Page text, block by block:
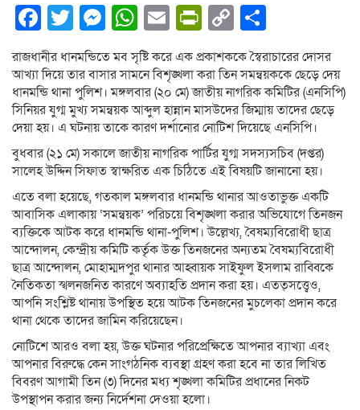
Facebook
Twitter
Messenger
WhatsApp
EmailPrintFriendly
Copy
Link
রাজধানীর ধানমন্ডিতে মব সৃষ্টি করে এক প্রকাশককে স্বৈরাচারের দোসর
আখ্যা দিয়ে তার বাসার সামনে বিশৃঙ্খলা করা তিন সমন্বয়ককে ছেড়ে দেয়
ধানমন্ডি থানা পুলিশ। মঙ্গলবার (২০ মে) জাতীয় নাগরিক কমিটির (এনসিপি)
সিনিয়র যুগ্ম মুখ্য সমন্বয়ক আব্দুল হান্নান মাসউদের জিম্মায় তাদের ছেড়ে
দেয়া হয়। এ ঘটনায় তাকে কারণ দর্শানোর নোটিশ দিয়েছে এনসিপি।
বুধবার (২১ মে) সকালে জাতীয় নাগরিক পার্টির যুগ্ম সদস্যসচিব (দপ্তর)
সালেহ উদ্দিন সিফাত স্বাক্ষরিত এক চিঠিতে এই বিষয়টি জানানো হয়।
এতে বলা হয়েছে, গতকাল মঙ্গলবার ধানমন্ডি থানার আওতাভুক্ত একটি
আবাসিক এলাকায় ‘সমন্বয়ক’ পরিচয়ে বিশৃঙ্খলা করার অভিযোগে তিনজন
ব্যক্তিকে আটক করে ধানমন্ডি থানা-পুলিশ। উল্লেখ্য, বৈষম্যবিরোধী ছাত্র
আন্দোলন, কেন্দ্রীয় কমিটি কর্তৃক উক্ত তিনজনের অন্যতম বৈষম্যবিরোধী
ছাত্র আন্দোলন, মোহাম্মদপুর থানার আহ্বায়ক সাইফুল ইসলাম রাব্বিকে
নৈতিকতা স্খলনজনিত কারণে অব্যাহতি প্রদান করা হয়। এতত্সত্ত্বেও,
আপনি সংশ্লিষ্ট থানায় উপস্থিত হয়ে আটক তিনজনের মুচলেকা প্রদান করে
থানা থেকে তাদের জামিন করিয়েছেন।
নোটিশে আরও বলা হয়, উক্ত ঘটনার পরিপ্রেক্ষিতে আপনার ব্যাখ্যা এবং
আপনার বিরুদ্ধে কেন সাংগঠনিক ব্যবস্থা গ্রহণ করা হবে না তার লিখিত
বিবরণ আগামী তিন (৩) দিনের মধ্য শৃঙ্খলা কমিটির প্রধানের নিকট
উপস্থাপন করার জন্য নির্দেশনা দেওয়া হলো।